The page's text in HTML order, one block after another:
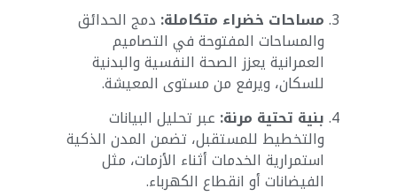
مساحات خضراء متكاملة: دمج الحدائق
والمساحات المفتوحة في التصاميم
العمرانية يعزز الصحة النفسية والبدنية
للسكان، ويرفع من مستوى المعيشة.
بنية تحتية مرنة: عبر تحليل البيانات
والتخطيط للمستقبل، تضمن المدن الذكية
استمرارية الخدمات أثناء الأزمات، مثل
الفيضانات أو انقطاع الكهرباء.